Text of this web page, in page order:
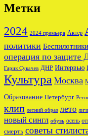
Метки
2024 2024 премьера Актёр
политики Беспилотники
операция по защите
Гарик Сукачев ДНР Интервью
Культура Москва
Образование Петербург
клип летний образ лето
новый сингл обувь осень
смерть советы